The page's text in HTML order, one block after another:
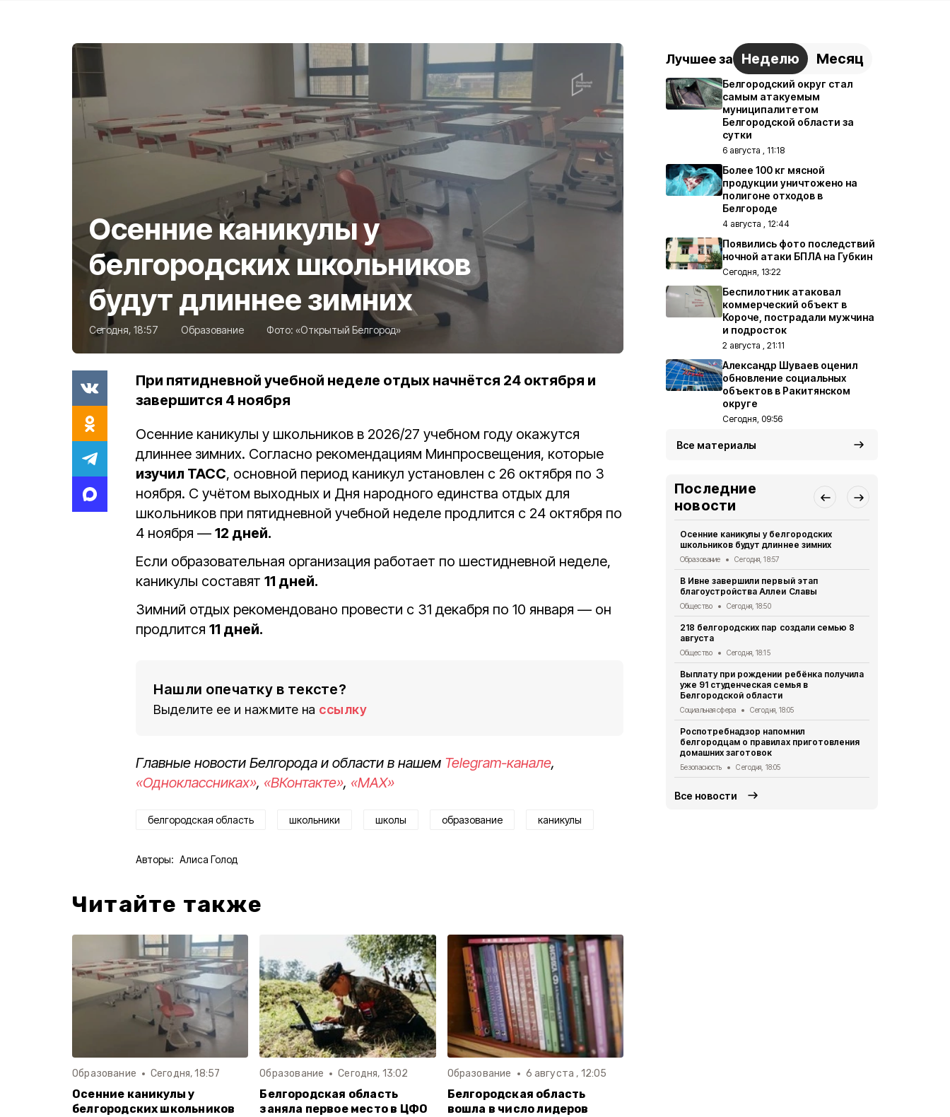
Осенние каникулы у
белгородских школьников
будут длиннее зимних
Сегодня, 18:57 Образование Фото: «Открытый Белгород»
При пятидневной учебной неделе отдых начнётся 24 октября и
завершится 4 ноября
Осенние каникулы у школьников в 2026/27 учебном году окажутся
длиннее зимних. Согласно рекомендациям Минпросвещения, которые
изучил ТАСС, основной период каникул установлен с 26 октября по 3
ноября. С учётом выходных и Дня народного единства отдых для
школьников при пятидневной учебной неделе продлится с 24 октября по
4 ноября — 12 дней.
Если образовательная организация работает по шестидневной неделе,
каникулы составят 11 дней.
Зимний отдых рекомендовано провести с 31 декабря по 10 января — он
продлится 11 дней.
Нашли опечатку в тексте?
Выделите ее и нажмите на ссылку
Главные новости Белгорода и области в нашем Telegram-канале,
«Одноклассниках», «ВКонтакте», «MAX»
белгородская область школьники школы образование каникулы
Авторы: Алиса Голод
Читайте также
Образование Сегодня, 18:57
Осенние каникулы у
белгородских школьников
Образование Сегодня, 13:02
Белгородская область
заняла первое место в ЦФО
Образование 6 августа , 12:05
Белгородская область
вошла в число лидеров
Лучшее за Неделю Месяц
Белгородский округ стал
самым атакуемым
муниципалитетом
Белгородской области за
сутки
6 августа , 11:18
Более 100 кг мясной
продукции уничтожено на
полигоне отходов в
Белгороде
4 августа , 12:44
Появились фото последствий
ночной атаки БПЛА на Губкин
Сегодня, 13:22
Беспилотник атаковал
коммерческий объект в
Короче, пострадали мужчина
и подросток
2 августа , 21:11
Александр Шуваев оценил
обновление социальных
объектов в Ракитянском
округе
Сегодня, 09:56
Все материалы
Последние
новости
Осенние каникулы у белгородских
школьников будут длиннее зимних
Образование Сегодня, 18:57
В Ивне завершили первый этап
благоустройства Аллеи Славы
Общество Сегодня, 18:50
218 белгородских пар создали семью 8
августа
Общество Сегодня, 18:15
Выплату при рождении ребёнка получила
уже 91 студенческая семья в
Белгородской области
Социальная сфера Сегодня, 18:05
Роспотребнадзор напомнил
белгородцам о правилах приготовления
домашних заготовок
Безопасность Сегодня, 18:05
Все новости